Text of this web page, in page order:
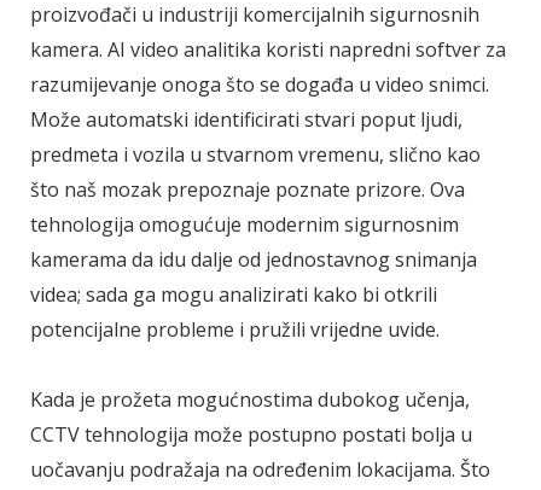
proizvođači u industriji komercijalnih sigurnosnih
kamera. AI video analitika koristi napredni softver za
razumijevanje onoga što se događa u video snimci.
Može automatski identificirati stvari poput ljudi,
predmeta i vozila u stvarnom vremenu, slično kao
što naš mozak prepoznaje poznate prizore. Ova
tehnologija omogućuje modernim sigurnosnim
kamerama da idu dalje od jednostavnog snimanja
videa; sada ga mogu analizirati kako bi otkrili
potencijalne probleme i pružili vrijedne uvide.
Kada je prožeta mogućnostima dubokog učenja,
CCTV tehnologija može postupno postati bolja u
uočavanju podražaja na određenim lokacijama. Što